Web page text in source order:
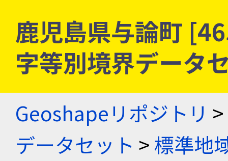
鹿児島県与論町
字等別境界データ
Geoshapeリポジトリ >
データセット >標準地